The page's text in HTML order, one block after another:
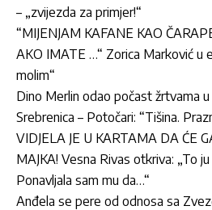
– „zvijezda za primjer!“
“MIJENJAM KAFANE KAO
AKO IMATE …“ Zorica Marković u
molim“
Dino Merlin odao počast žrtvama
Srebrenica – Potočari: “Tišina.
VIDJELA JE U KARTAMA DA ĆE
MAJKA! Vesna Rivas otkriva: „To
Ponavljala sam mu da…“
Anđela se pere od odnosa sa